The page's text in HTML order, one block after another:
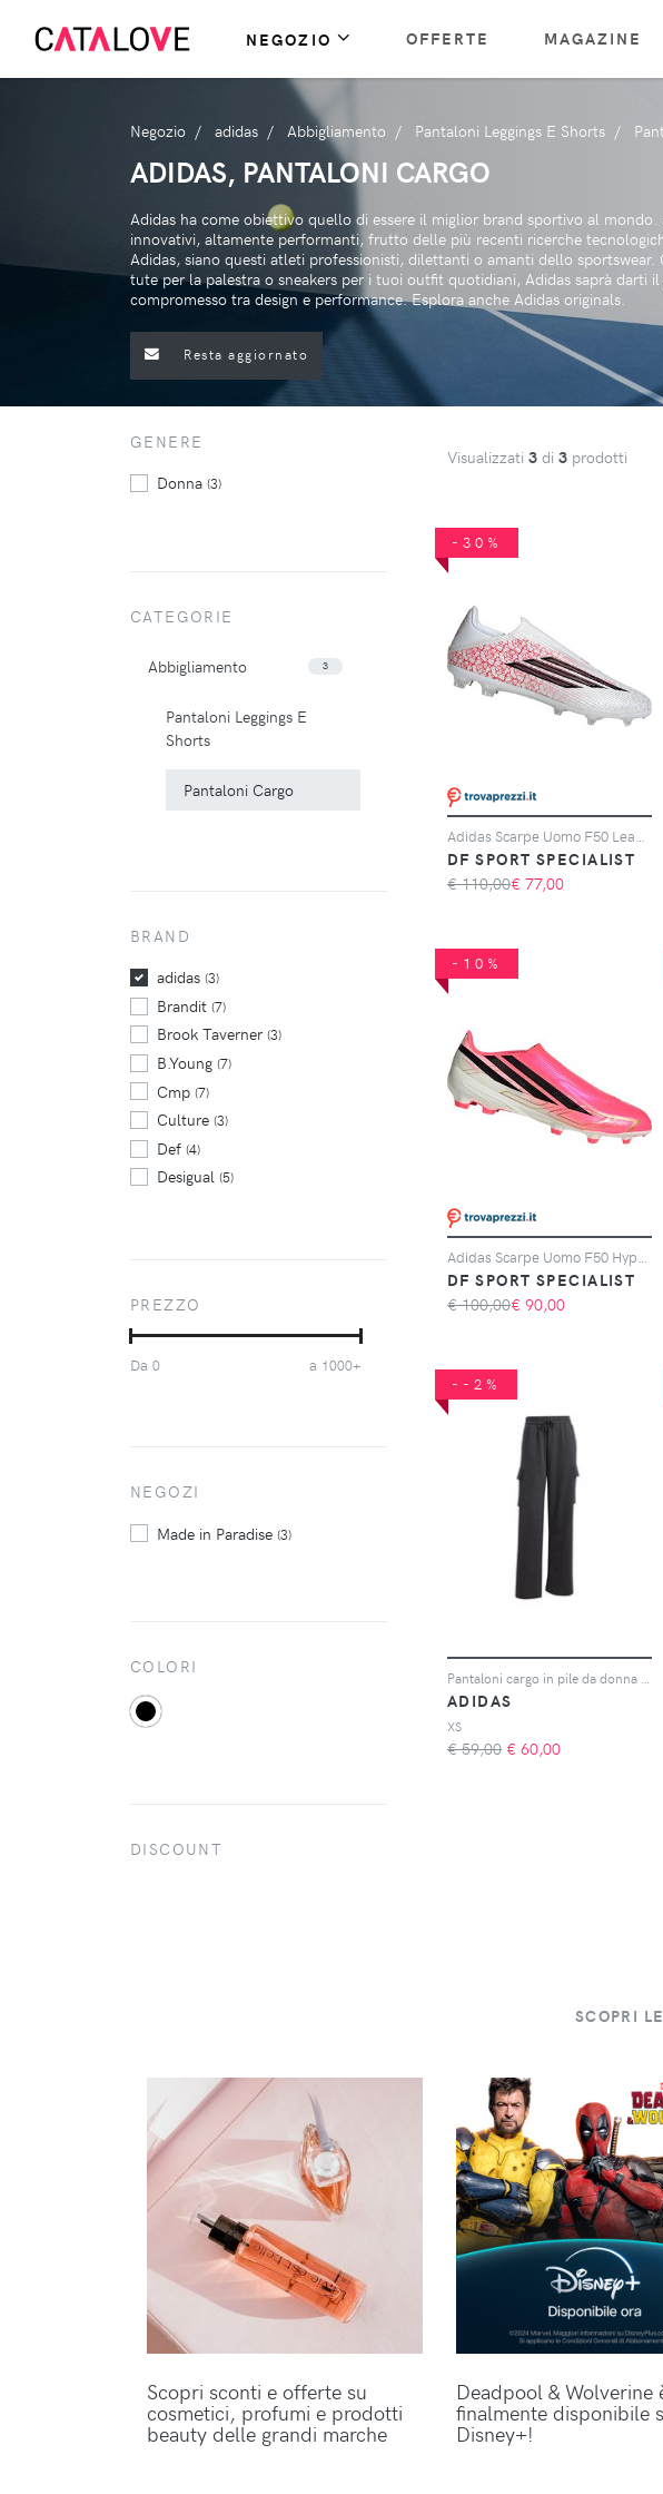
NEGOZIO OFFERTE MAGAZINE
Negozio adidas Abbigliamento Pantaloni Leggings E Shorts
ADIDAS, PANTALONI CARGO
Adidas ha come obiettivo quello di essere il miglior brand sportivo al
innovativi, altamente performanti, frutto delle più recenti ricerche
Adidas, siano questi atleti professionisti, dilettanti o amanti dello sportswear.
tute per la palestra o sneakers per i tuoi outfit quotidiani, Adidas saprà darti
compromesso tra design e performance. Esplora anche Adidas originals.
Resta aggiornato
Visualizzati 3 di 3 prodotti
-30%
DF SPORT SPECIALIST
€ 110,00€ 77,00
-10%
DF SPORT SPECIALIST
€ 100,00€ 90,00
--2%
ADIDAS
XS
€ 59,00 € 60,00
GENERE
Donna (3)
CATEGORIE
Abbigliamento 3
Pantaloni Leggings E
Shorts
Pantaloni Cargo
BRAND
adidas (3)
Brandit (7)
Brook Taverner(3)
B.Young (7)
Cmp (7)
Culture (3)
Def (4)
Desigual (5)
Project X Paris
Supernatural
PREZZO
Da 0 a 1000+
NEGOZI
Made in Paradise (3)
COLORI
DISCOUNT
SCOPRI
Scopri sconti e offerte su
cosmetici, profumi e prodotti
beauty delle grandi marche
Deadpool & Wolverine
finalmente disponibile
Disney+!